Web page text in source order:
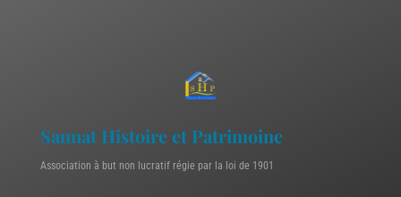
Sannat Histoire et Patrimoine
Association à but non lucratif régie par la loi de 1901